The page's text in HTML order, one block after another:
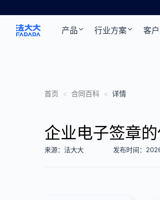
产品 行业方案 客
首页 < 合同百科 < 详情
企业电子签章
来源：法大大 发布时间：